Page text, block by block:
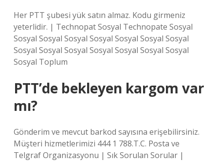
Her PTT şubesi yük satın almaz. Kodu girmeniz
yeterlidir. | Technopat Sosyal Technopate Sosyal
Sosyal Sosyal Sosyal Sosyal Sosyal Sosyal Sosyal
Sosyal Sosyal Sosyal Sosyal Sosyal Sosyal Sosyal
Sosyal Toplum
PTT’de bekleyen kargom var
mı?
Gönderim ve mevcut barkod sayısına erişebilirsiniz.
Müşteri hizmetlerimizi 444 1 788.T.C. Posta ve
Telgraf Organizasyonu | Sık Sorulan Sorular |